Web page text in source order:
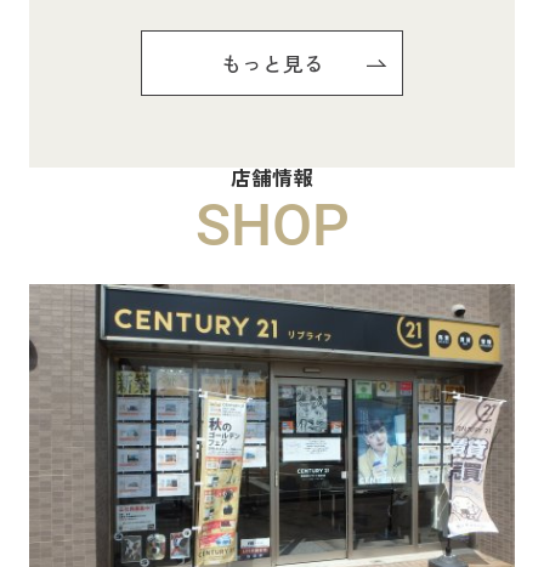
Pure Ryuju Ⅱ101
ハイムメゾン白鳥台201
6.5万円
物件詳細へ
ハイムレトア飾東A103
7.4万円
物件詳細へ
もっと見る
店舗情報
SHOP